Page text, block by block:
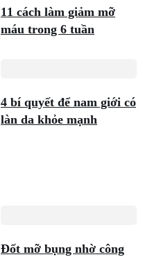
11 cách làm giảm mỡ
máu trong 6 tuần
4 bí quyết để nam giới có
làn da khỏe mạnh
Đốt mỡ bụng nhờ công